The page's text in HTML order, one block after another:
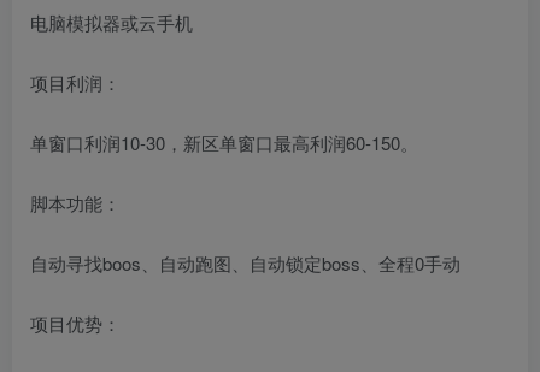
电脑模拟器或云手机
项目利润：
单窗口利润10-30，新区单窗口最高利润60-150。
脚本功能：
自动寻找boos、自动跑图、自动锁定boss、全程0手动
项目优势：